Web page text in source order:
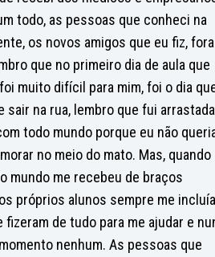
todo, as pessoas que conheci na
os novos amigos que eu fiz,
que no primeiro dia de aula que
muito difícil para mim, foi o dia
sair na rua, lembro que fui arrastada
todo mundo porque eu não
no meio do mato. Mas, quando
mundo me recebeu de braços
próprios alunos sempre me
de tudo para me ajudar e
nenhum. As pessoas que